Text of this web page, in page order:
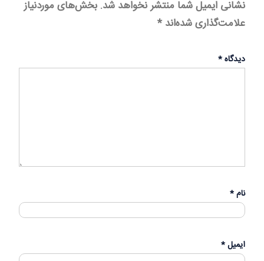
نشانی ایمیل شما منتشر نخواهد شد. بخش‌های موردنیاز
علامت‌گذاری شده‌اند *
دیدگاه*
نام*
ایمیل*